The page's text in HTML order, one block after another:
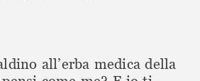
all’erba medica della